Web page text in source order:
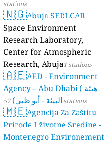
stations
🇳🇬Abuja SERLCAR
Space Environment
Research Laboratory,
Center for Atmospheric
Research, Abuja1 stations
🇦🇪AED - Environment
Agency – Abu Dhabi ( هيئة
البيئة - أبو ظبي) 57 stations
🇲🇪Agencija Za Zaštitu
Prirode I životne Sredine -
Montenegro Environement